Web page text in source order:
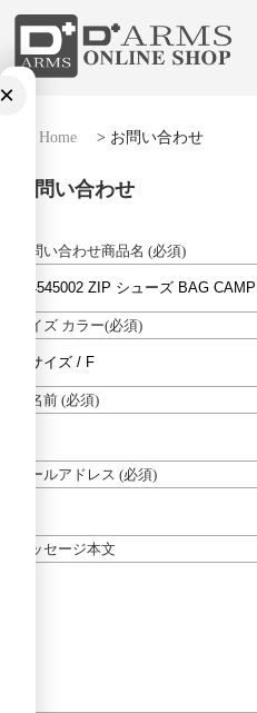
Home > お問い合わせ
お問い合わせ
お問い合わせ商品名 (必須)
サイズ カラー(必須)
お名前 (必須)
メールアドレス (必須)
メッセージ本文
×